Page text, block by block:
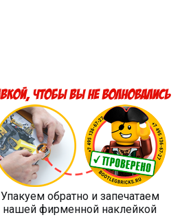
Упакуем обратно и запечатаем
нашей фирменной наклейкой